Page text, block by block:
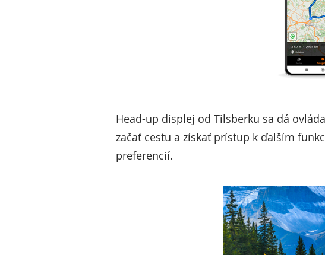
Head-up displej od Tilsberku sa dá
začať cestu a získať prístup k ďalším
preferencií.